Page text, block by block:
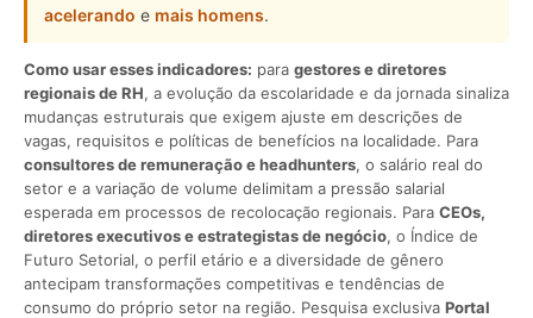
acelerando e mais homens.
Como usar esses indicadores: para gestores e diretores
regionais de RH, a evolução da escolaridade e da jornada sinaliza
mudanças estruturais que exigem ajuste em descrições de
vagas, requisitos e políticas de benefícios na localidade. Para
consultores de remuneração e headhunters, o salário real do
setor e a variação de volume delimitam a pressão salarial
esperada em processos de recolocação regionais. Para CEOs,
diretores executivos e estrategistas de negócio, o Índice de
Futuro Setorial, o perfil etário e a diversidade de gênero
antecipam transformações competitivas e tendências de
consumo do próprio setor na região. Pesquisa exclusiva Portal